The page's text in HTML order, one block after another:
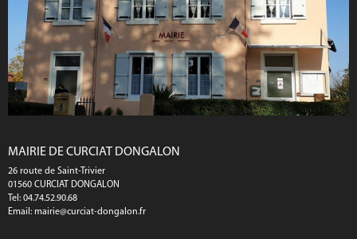
MAIRIE DE CURCIAT DONGALON
26 route de Saint-Trivier
01560 CURCIAT DONGALON
Tel: 04.74.52.90.68
Email: mairie@curciat-dongalon.fr